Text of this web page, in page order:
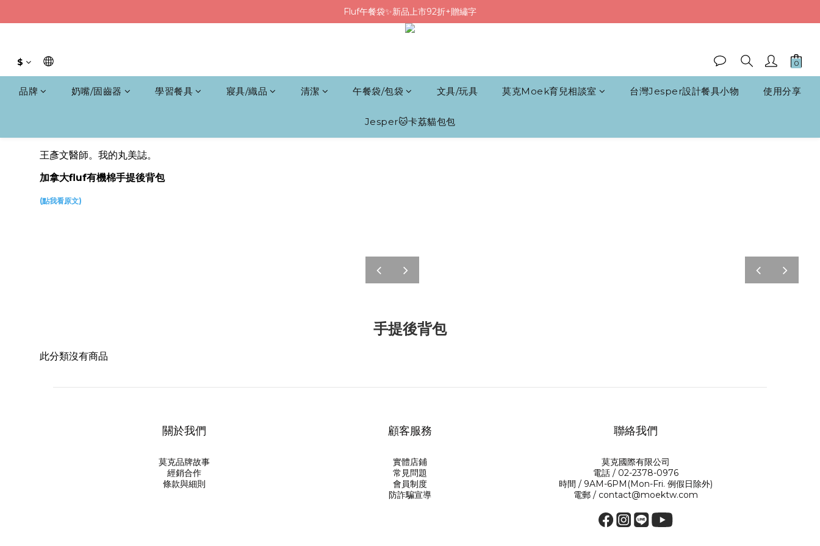
Fluf午餐袋✨新品上市92折+贈繡字
Fluf午餐袋✨新品上市92折+贈繡字
三色碗組上市🍚贈中英文姓名&【水果】雷雕
$
品牌 奶嘴/固齒器 學習餐具 寢具/織品 清潔 午餐袋/包袋 文具/玩具 莫克Moek育兒相談室 台灣Jesper設計餐具小物 使用分享
Jesper🐱卡荔貓包包
王彥文醫師。我的丸美誌。
加拿大fluf有機棉手提後背包
(點我看原文)
pre
v
nex
t
pre
v
nex
t
手提後背包
此分類沒有商品
關於我們
莫克品牌故事
經銷合作
條款與細則
顧客服務
實體店鋪
常見問題
會員制度
防詐騙宣導
聯絡我們
莫克國際有限公司
電話 / 02-2378-0976
時間 / 9AM-6PM(Mon-Fri. 例假日除外)
電郵 / contact@moektw.com